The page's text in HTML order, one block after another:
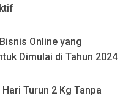
Online yang
Dimulai di Tahun 2024
Turun 2 Kg Tanpa